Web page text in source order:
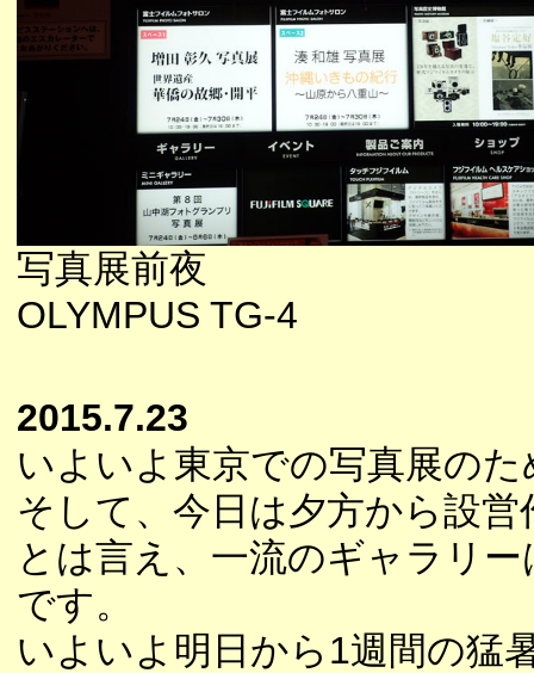
写真展前夜
OLYMPUS TG-4
2015.7.23
いよいよ東京での写真展の
そして、今日は夕方から設営
とは言え、一流のギャラリ
です。
いよいよ明日から1週間の猛